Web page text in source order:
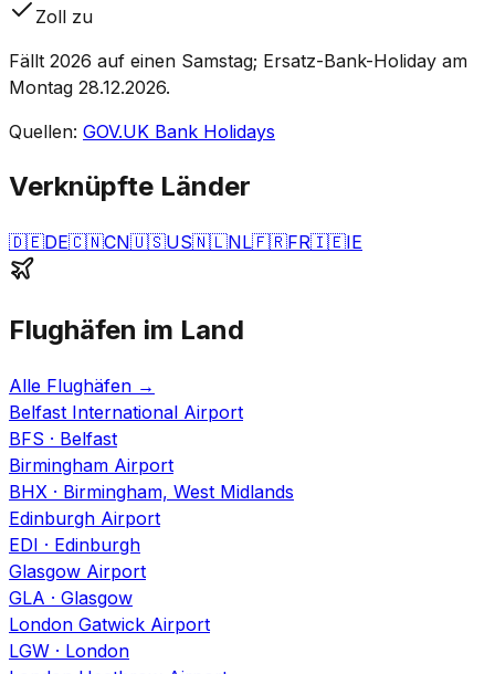
Zoll zu
Fällt 2026 auf einen Samstag; Ersatz-Bank-Holiday am
Montag 28.12.2026.
Quellen: GOV.UK Bank Holidays
Verknüpfte Länder
🇩🇪DE🇨🇳CN🇺🇸US🇳🇱NL🇫🇷FR🇮🇪IE
Flughäfen im Land
Alle Flughäfen →
Belfast International Airport
BFS · Belfast
Birmingham Airport
BHX · Birmingham, West Midlands
Edinburgh Airport
EDI · Edinburgh
Glasgow Airport
GLA · Glasgow
London Gatwick Airport
LGW · London